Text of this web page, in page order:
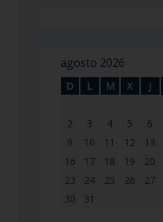
agosto 2026
D L M X J
2
3 4 5 6
9
10 11 12 13
16
17 18 19 20
23
24 25 26 27
30
31